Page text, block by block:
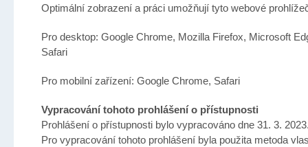
Optimální zobrazení a práci umožňují tyto webové
Pro desktop: Google Chrome, Mozilla Firefox, Microsoft
Safari
Pro mobilní zařízení: Google Chrome, Safari
Vypracování tohoto prohlášení o přístupnosti
Prohlášení o přístupnosti bylo vypracováno dne 31. 3.
Pro vypracování tohoto prohlášení byla použita metoda